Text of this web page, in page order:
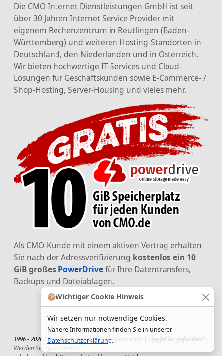
🍪Wichtiger Cookie Hinweis
Wir setzen nur notwendige Cookies.
Nähere Informationen finden Sie in unserer
Datenschutzerklärung.
Die CMO Internet Dienstleistungen GmbH ist seit
über 30 Jahren Internet Service Provider mit
eigenem Rechenzentrum in Reutlingen (Baden-
Württemberg) und weiteren Hosting-Standorten in
Deutschland, den Niederlanden und in Österreich.
Wir bieten hochwertige IT-Services und Cloud-
Lösungen für Geschäftskunden sowie E-Commerce- /
Shop-Hosting, Server-Housing und vieles mehr.
Als CMO-Kunde mit einem aktiven Vertrag erhalten
Sie nach der Adressverifizierung kostenlos ein 10
GiB großes PowerDrivefür Ihre Datentransfers,
Backups und Dateiablagen.
1996 - 2026 CMO Internet Dienstleistungen GmbH | Tippfehler gefunden?
Werden Sie TypoHunter!